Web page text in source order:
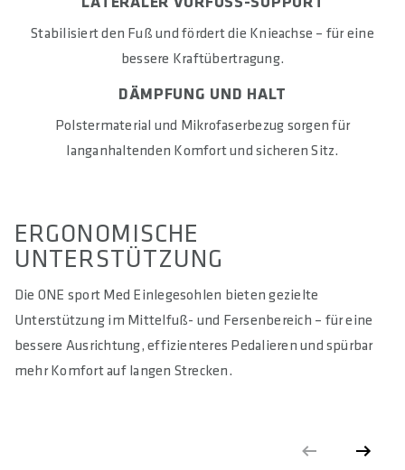
Germany
Stabilisiert den Fuß und fördert die Knieachse – für eine
bessere Kraftübertragung.
DÄMPFUNG UND HALT
Polstermaterial und Mikrofaserbezug sorgen für
langanhaltenden Komfort und sicheren Sitz.
ERGONOMISCHE
UNTERSTÜTZUNG
Die ONE sport Med Einlegesohlen bieten gezielte
Unterstützung im Mittelfuß- und Fersenbereich – für eine
bessere Ausrichtung, effizienteres Pedalieren und spürbar
mehr Komfort auf langen Strecken.